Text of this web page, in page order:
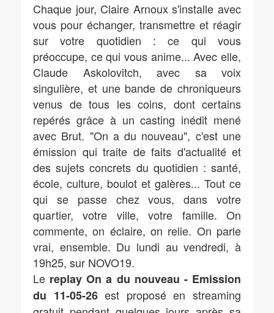
Chaque jour, Claire Arnoux s'installe avec
vous pour échanger, transmettre et réagir
sur votre quotidien : ce qui vous
préoccupe, ce qui vous anime... Avec elle,
Claude Askolovitch, avec sa voix
singulière, et une bande de chroniqueurs
venus de tous les coins, dont certains
repérés grâce à un casting inédit mené
avec Brut. "On a du nouveau", c'est une
émission qui traite de faits d'actualité et
des sujets concrets du quotidien : santé,
école, culture, boulot et galères... Tout ce
qui se passe chez vous, dans votre
quartier, votre ville, votre famille. On
commente, on éclaire, on relie. On parle
vrai, ensemble. Du lundi au vendredi, à
19h25, sur NOVO19.
Le replay On a du nouveau - Emission
du 11-05-26est proposé en streaming